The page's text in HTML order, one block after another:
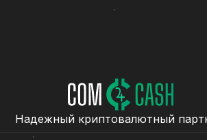
на LINK через ComCash
ComCash, пользователи
Надежный криптовалютный